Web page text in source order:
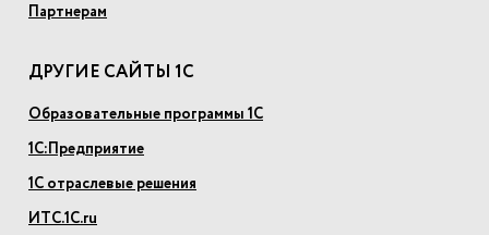
Партнерам
ДРУГИЕ САЙТЫ 1С
Образовательные программы 1С
1С:Предприятие
1С отраслевые решения
ИТС.1С.ru